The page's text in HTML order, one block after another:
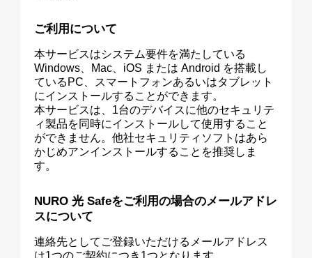
ご利用について
本サービスはシステム要件を満たしている
Windows、Mac、iOS または Android を搭載し
ているPC、スマートフォンあるいはタブレット
にインストールすることができます。
本サービスは、1台のデバイスに他のセキュリテ
ィ製品を同時にインストールして使用すること
ができません。他社セキュリティソフトはあら
かじめアンインストールすることを推奨しま
す。
NURO 光 Safeをご利用の場合のメールアドレ
スについて
連絡先としてご登録いただけるメールアドレス
は1つのご契約につき1つとなります。